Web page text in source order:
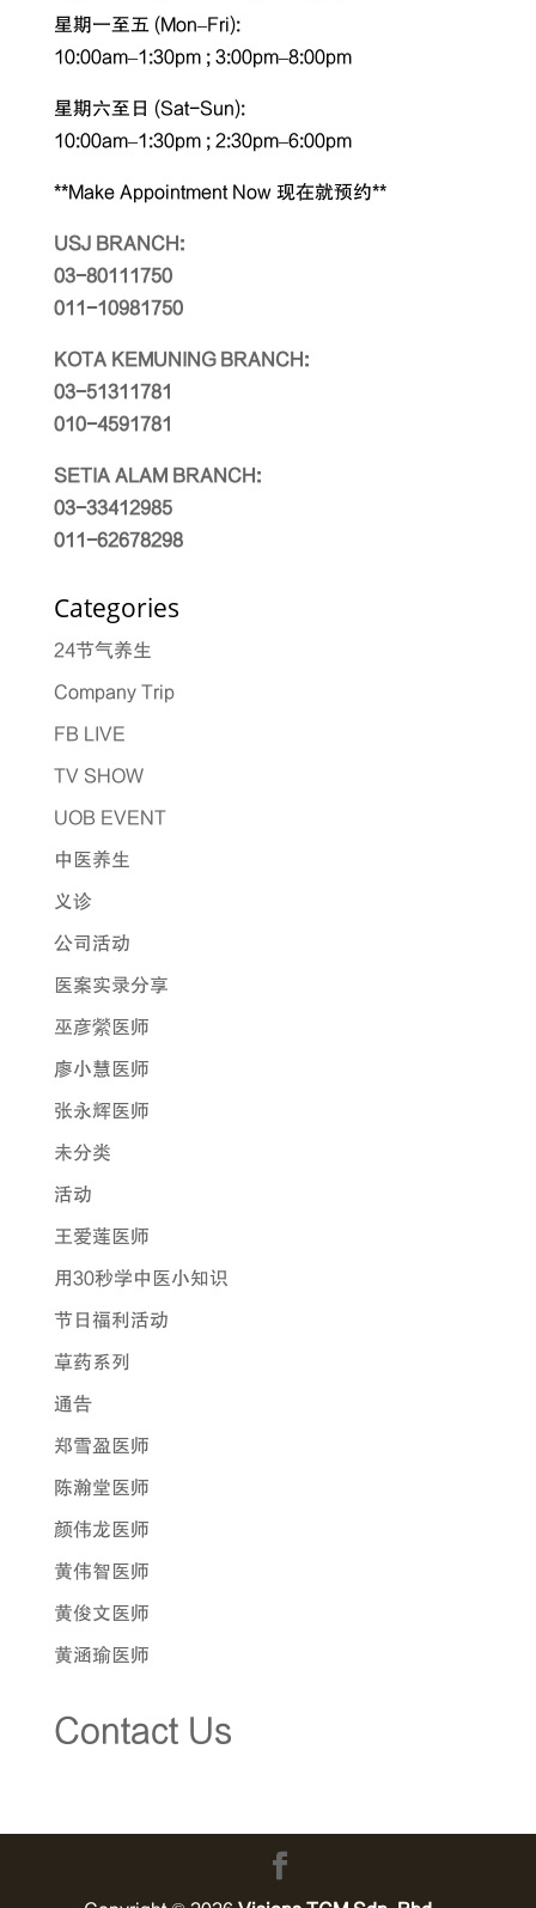
星期一至五 (Mon–Fri):
10:00am–1:30pm ; 3:00pm–8:00pm
星期六至日 (Sat-Sun):
10:00am–1:30pm ; 2:30pm–6:00pm
**Make Appointment Now 现在就预约**
USJ BRANCH:
03-80111750
011-10981750
KOTA KEMUNING BRANCH:
03-51311781
010-4591781
SETIA ALAM BRANCH:
03-33412985
011-62678298
Categories
24节气养生
Company Trip
FB LIVE
TV SHOW
UOB EVENT
中医养生
义诊
公司活动
医案实录分享
巫彦縈医师
廖小慧医师
张永辉医师
未分类
活动
王爱莲医师
用30秒学中医小知识
节日福利活动
草药系列
通告
郑雪盈医师
陈瀚堂医师
颜伟龙医师
黄伟智医师
黄俊文医师
黄涵瑜医师
Contact Us